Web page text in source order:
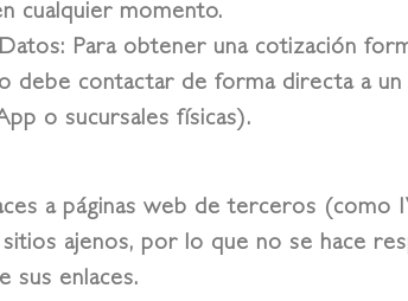
cualquier momento.
Para obtener una cotización
debe contactar de forma directa a
o sucursales físicas).
a páginas web de terceros (como
ajenos, por lo que no se hace
sus enlaces.